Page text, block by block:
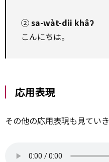
②sa-wàt-dii khâʔ
こんにちは。
応用表現
その他の応用表現も見てい